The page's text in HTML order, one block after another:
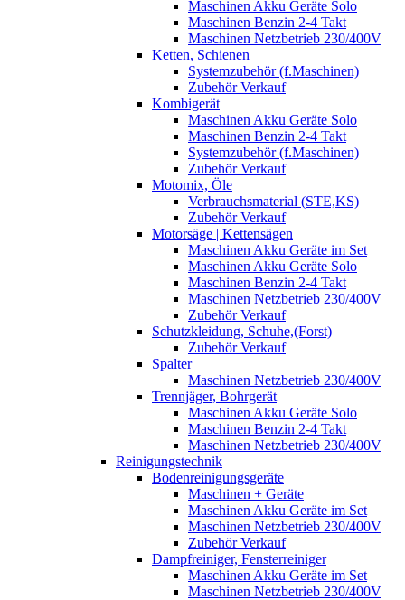
Maschinen Akku Geräte Solo
Maschinen Benzin 2-4 Takt
Maschinen Netzbetrieb 230/400V
Ketten, Schienen
Systemzubehör (f.Maschinen)
Zubehör Verkauf
Kombigerät
Maschinen Akku Geräte Solo
Maschinen Benzin 2-4 Takt
Systemzubehör (f.Maschinen)
Zubehör Verkauf
Motomix, Öle
Verbrauchsmaterial (STE,KS)
Zubehör Verkauf
Motorsäge | Kettensägen
Maschinen Akku Geräte im Set
Maschinen Akku Geräte Solo
Maschinen Benzin 2-4 Takt
Maschinen Netzbetrieb 230/400V
Zubehör Verkauf
Schutzkleidung, Schuhe,(Forst)
Zubehör Verkauf
Spalter
Maschinen Netzbetrieb 230/400V
Trennjäger, Bohrgerät
Maschinen Akku Geräte Solo
Maschinen Benzin 2-4 Takt
Maschinen Netzbetrieb 230/400V
Reinigungstechnik
Bodenreinigungsgeräte
Maschinen + Geräte
Maschinen Akku Geräte im Set
Maschinen Netzbetrieb 230/400V
Zubehör Verkauf
Dampfreiniger, Fensterreiniger
Maschinen Akku Geräte im Set
Maschinen Netzbetrieb 230/400V